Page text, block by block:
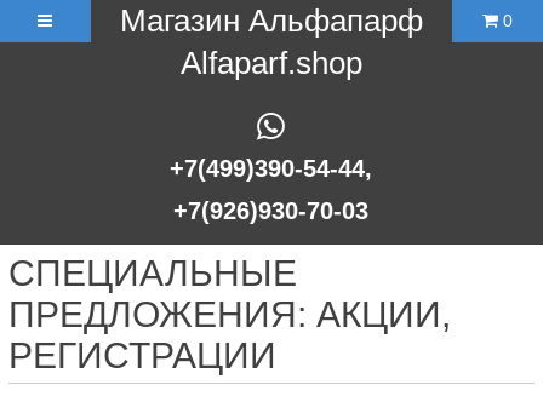
Магазин Альфапарф
Alfaparf.shop
+7(499)390-54-44,
+7(926)930-70-03
0
СПЕЦИАЛЬНЫЕ
ПРЕДЛОЖЕНИЯ: АКЦИИ,
РЕГИСТРАЦИИ